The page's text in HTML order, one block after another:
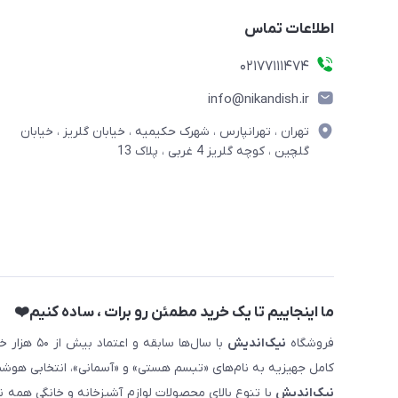
اطلاعات تماس
02177111474
info@nikandish.ir
تهران ، تهرانپارس ، شهرک حکیمیه ، خیابان گلریز ، خیابان
گلچین ، کوچه گلریز 4 غربی ، پلاک 13
ما اینجاییم تا یک خرید مطمئن رو برات ، ساده کنیم❤️
فروشگاه نیک‌اندیش
با
کامل جهیزیه به نام‌های «تبسم هستی» و «آسمانی»، انتخابی
نیک‌اندیش با تنوع بالای محصولات لوازم آشپزخانه و خانگی